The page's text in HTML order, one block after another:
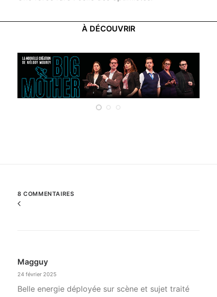
À DÉCOUVRIR
8 COMMENTAIRES
Commenter
Magguy
24 février 2025
Belle energie déployée sur scène et sujet traité